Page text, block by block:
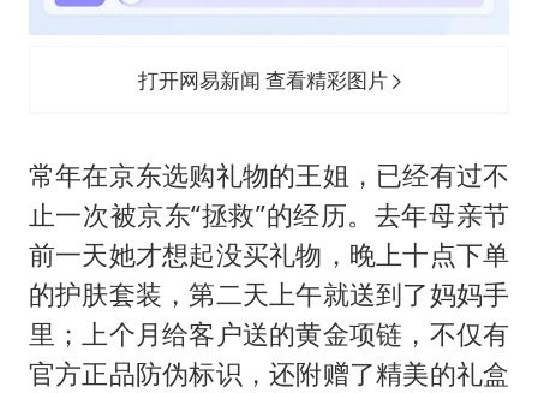
打开网易新闻 查看精彩图片
常年在京东选购礼物的王姐，已经有过不
止一次被京东“拯救”的经历。去年母亲节
前一天她才想起没买礼物，晚上十点下单
的护肤套装，第二天上午就送到了妈妈手
里；上个月给客户送的黄金项链，不仅有
官方正品防伪标识，还附赠了精美的礼盒